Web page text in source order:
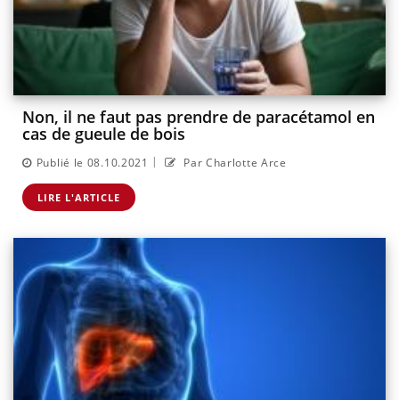
Non, il ne faut pas prendre de paracétamol en
cas de gueule de bois
Publié le 08.10.2021 | Par Charlotte Arce
LIRE L'ARTICLE